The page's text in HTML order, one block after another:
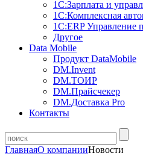
1С:Зарплата и
1С:Комплексная
1С:ERP Управление
Другое
Data Mobile
Продукт DataMobile
DM.Invent
DM.ТОИР
DM.Прайсчекер
DM.Доставка Pro
Контакты
ГлавнаяО компанииНовости